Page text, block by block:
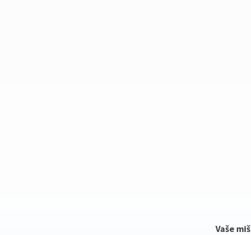
Vaše